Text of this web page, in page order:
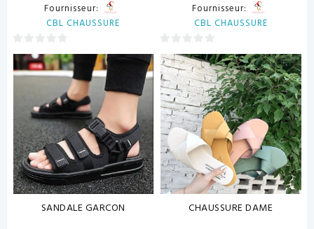
Fournisseur:
CBL CHAUSSURE
0
Fournisseur:
CBL CHAUSSURE
0
sur
5
SANDALE GARCON CHAUSSURE DAME